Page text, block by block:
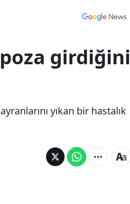
girdiğini
yıkan bir hastalık